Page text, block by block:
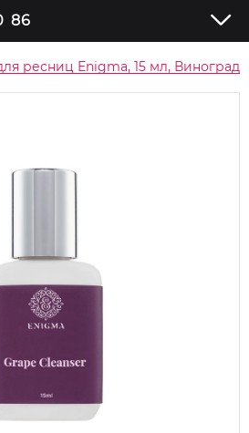
86
ресниц Enigma, 15 мл, Виноград